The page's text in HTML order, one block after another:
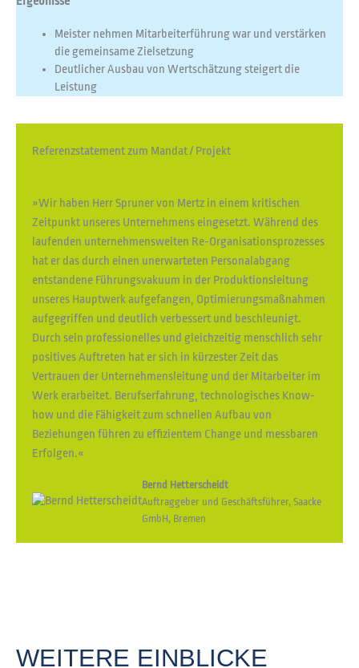
Meister nehmen Mitarbeiterführung war und verstärken
die gemeinsame Zielsetzung
Deutlicher Ausbau von Wertschätzung steigert die
Leistung
Referenzstatement zum Mandat / Projekt
»Wir haben Herr Spruner von Mertz in einem kritischen
Zeitpunkt unseres Unternehmens eingesetzt. Während des
laufenden unternehmensweiten Re-Organisationsprozesses
hat er das durch einen unerwarteten Personalabgang
entstandene Führungsvakuum in der Produktionsleitung
unseres Hauptwerk aufgefangen, Optimierungsmaßnahmen
aufgegriffen und deutlich verbessert und beschleunigt.
Durch sein professionelles und gleichzeitig menschlich sehr
positives Auftreten hat er sich in kürzester Zeit das
Vertrauen der Unternehmensleitung und der Mitarbeiter im
Werk erarbeitet. Berufserfahrung, technologisches Know-
how und die Fähigkeit zum schnellen Aufbau von
Beziehungen führen zu effizientem Change und messbaren
Erfolgen.«
Bernd Hetterscheidt
Auftraggeber und Geschäftsführer, Saacke
GmbH, Bremen
WEITERE EINBLICKE